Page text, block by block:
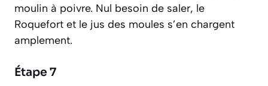
moulin à poivre. Nul besoin de saler, le
Roquefort et le jus des moules s’en chargent
amplement.
Étape 7